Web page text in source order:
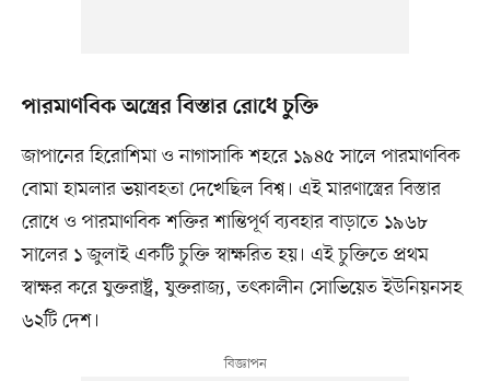
পারমাণবিক অস্ত্রের বিস্তার রোধে চুক্তি
জাপানের হিরোশিমা ও নাগাসাকি শহরে ১৯৪৫ সালে পারমাণবিক
বোমা হামলার ভয়াবহতা দেখেছিল বিশ্ব। এই মারণাস্ত্রের বিস্তার
রোধে ও পারমাণবিক শক্তির শান্তিপূর্ণ ব্যবহার বাড়াতে ১৯৬৮
সালের ১ জুলাই একটি চুক্তি স্বাক্ষরিত হয়। এই চুক্তিতে প্রথম
স্বাক্ষর করে যুক্তরাষ্ট্র, যুক্তরাজ্য, তৎকালীন সোভিয়েত ইউনিয়নসহ
৬২টি দেশ।